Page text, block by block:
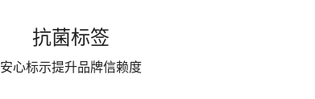
抗菌标签
安心标示提升品牌信赖度